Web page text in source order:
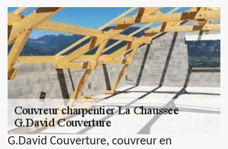
G.David Couverture, couvreur en